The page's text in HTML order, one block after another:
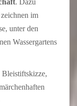
im
unter den
Wassergartens
Bleistiftskizze,